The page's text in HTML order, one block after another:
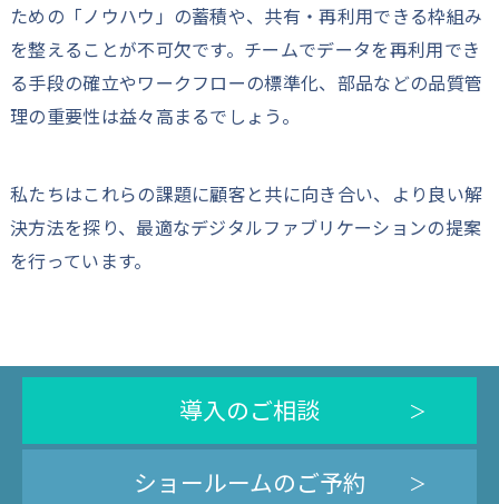
ための「ノウハウ」の蓄積や、共有・再利用できる枠組み
を整えることが不可欠です。チームでデータを再利用でき
る手段の確立やワークフローの標準化、部品などの品質管
理の重要性は益々高まるでしょう。
私たちはこれらの課題に顧客と共に向き合い、より良い解
決方法を探り、最適なデジタルファブリケーションの提案
を行っています。
導入のご相談
ショールームのご予約